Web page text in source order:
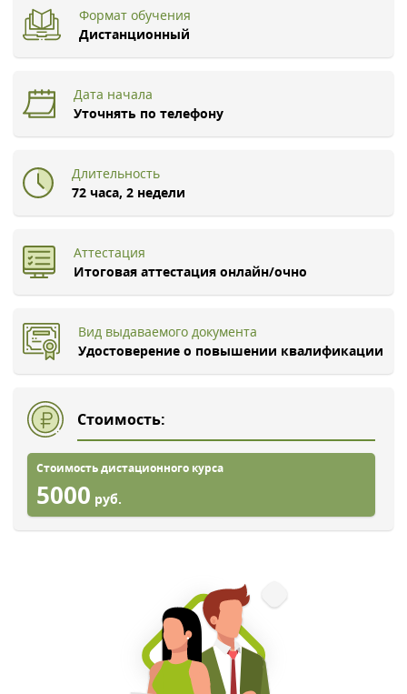
Формат обучения
Дистанционный
Дата начала
Уточнять по телефону
Длительность
72 часа, 2 недели
Аттестация
Итоговая аттестация онлайн/очно
Вид выдаваемого документа
Удостоверение о повышении квалификации
Стоимость:
Стоимость дистационного курса
5000 руб.